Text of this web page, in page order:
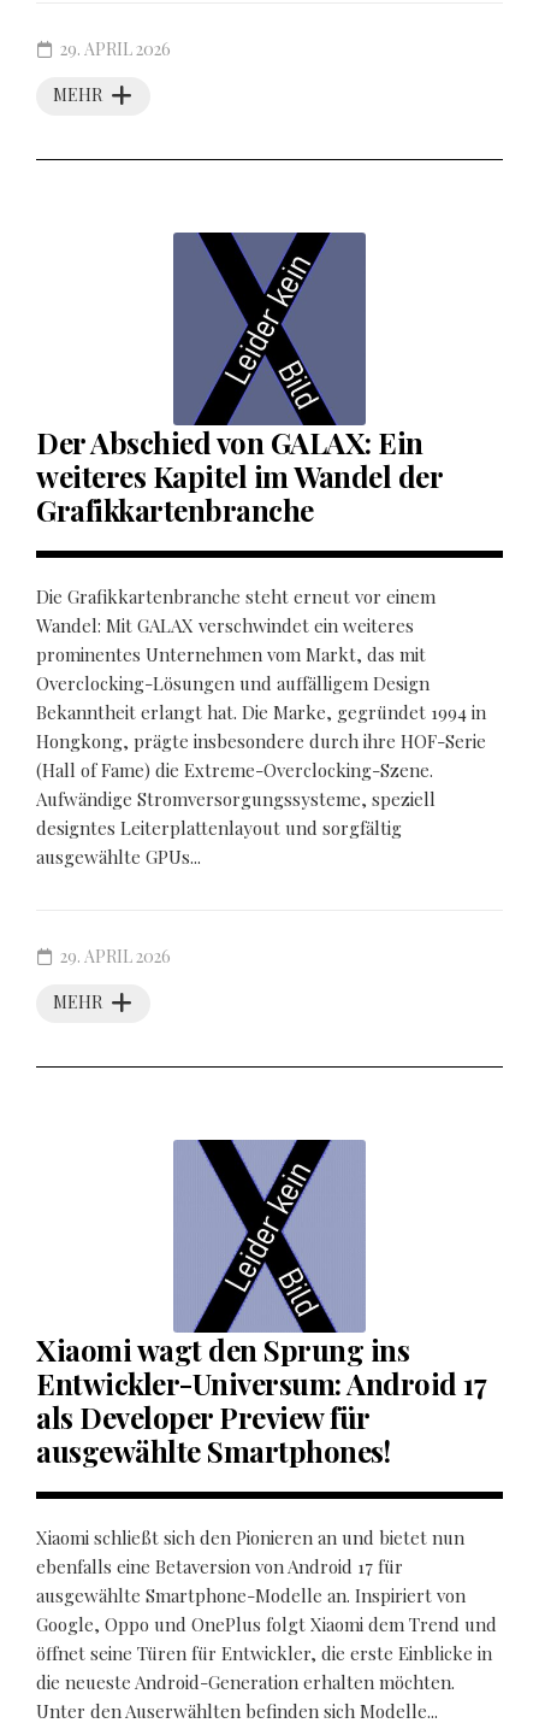
MEHR
29. APRIL 2026
Der Abschied von GALAX: Ein
weiteres Kapitel im Wandel der
Grafikkartenbranche
Die Grafikkartenbranche steht erneut vor einem
Wandel: Mit GALAX verschwindet ein weiteres
prominentes Unternehmen vom Markt, das mit
Overclocking-Lösungen und auffälligem Design
Bekanntheit erlangt hat. Die Marke, gegründet 1994 in
Hongkong, prägte insbesondere durch ihre HOF-Serie
(Hall of Fame) die Extreme-Overclocking-Szene.
Aufwändige Stromversorgungssysteme, speziell
designtes Leiterplattenlayout und sorgfältig
ausgewählte GPUs...
MEHR
29. APRIL 2026
Xiaomi wagt den Sprung ins
Entwickler-Universum: Android 17
als Developer Preview für
ausgewählte Smartphones!
Xiaomi schließt sich den Pionieren an und bietet nun
ebenfalls eine Betaversion von Android 17 für
ausgewählte Smartphone-Modelle an. Inspiriert von
Google, Oppo und OnePlus folgt Xiaomi dem Trend und
öffnet seine Türen für Entwickler, die erste Einblicke in
die neueste Android-Generation erhalten möchten.
Unter den Auserwählten befinden sich Modelle...